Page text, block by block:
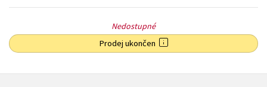
Nedostupné
Prodej ukončen